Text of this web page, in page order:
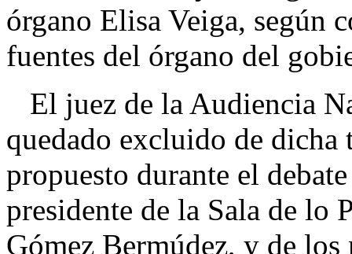
órgano Elisa Veiga, según
fuentes del órgano del
El juez de la Audiencia
quedado excluido de dicha
propuesto durante el
presidente de la Sala de lo
Gómez Bermúdez, y de los